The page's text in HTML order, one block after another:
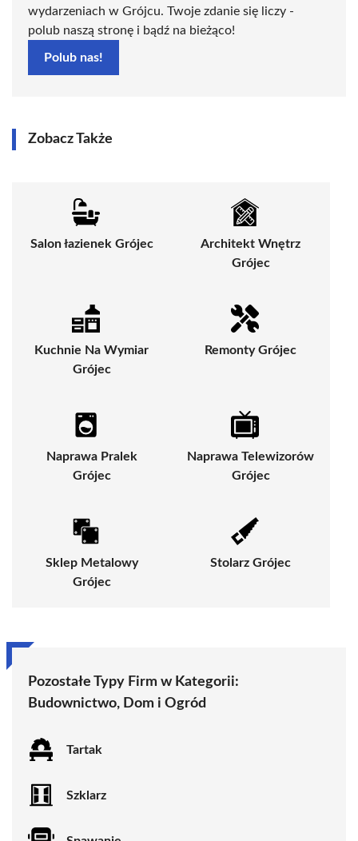
wydarzeniach w Grójcu. Twoje zdanie się liczy -
polub naszą stronę i bądź na bieżąco!
Polub nas!
Zobacz Także
Salon łazienek Grójec
Architekt Wnętrz
Grójec
Kuchnie Na Wymiar
Grójec
Remonty Grójec
Naprawa Pralek
Grójec
Naprawa Telewizorów
Grójec
Sklep Metalowy
Grójec
Stolarz Grójec
Pozostałe Typy Firm w Kategorii:
Budownictwo, Dom i Ogród
Tartak
Szklarz